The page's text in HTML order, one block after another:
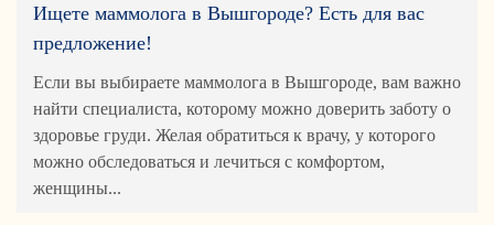
Ищете маммолога в Вышгороде? Есть для вас
предложение!
Если вы выбираете маммолога в Вышгороде, вам важно
найти специалиста, которому можно доверить заботу о
здоровье груди. Желая обратиться к врачу, у которого
можно обследоваться и лечиться с комфортом,
женщины...